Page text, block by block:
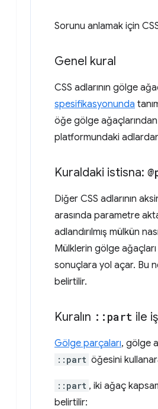
Sorunu anlamak için
Genel kural
CSS adlarının gölge
spesifikasyonunda
öğe gölge
platformundaki
Kuraldaki istisna:
Diğer CSS adlarının
arasında parametre
adlandırılmış mülkün
Mülklerin gölge
sonuçlara yol açar. Bu
belirtilir.
Kuralın :: part ile
Gölge parçaları, gölge
::part öğesini
::part , iki ağaç
belirtilir: